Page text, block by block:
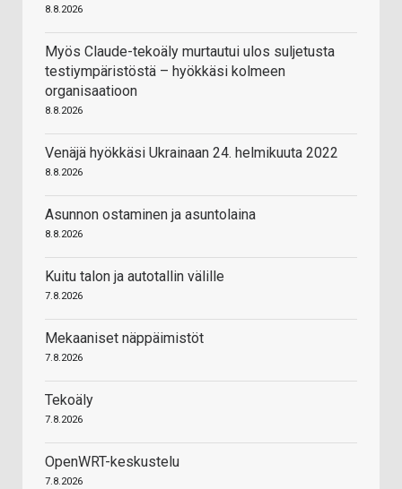
8.8.2026
Myös Claude-tekoäly murtautui ulos suljetusta
testiympäristöstä – hyökkäsi kolmeen
organisaatioon
8.8.2026
Venäjä hyökkäsi Ukrainaan 24. helmikuuta 2022
8.8.2026
Asunnon ostaminen ja asuntolaina
8.8.2026
Kuitu talon ja autotallin välille
7.8.2026
Mekaaniset näppäimistöt
7.8.2026
Tekoäly
7.8.2026
OpenWRT-keskustelu
7.8.2026